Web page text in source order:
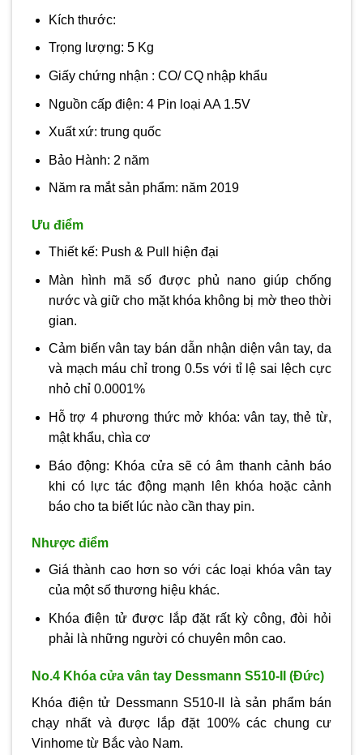
Kích thước:
Trọng lượng: 5 Kg
Giấy chứng nhận : CO/ CQ nhập khẩu
Nguồn cấp điện: 4 Pin loại AA 1.5V
Xuất xứ: trung quốc
Bảo Hành: 2 năm
Năm ra mắt sản phẩm: năm 2019
Ưu điểm
Thiết kế: Push & Pull hiện đại
Màn hình mã số được phủ nano giúp chống
nước và giữ cho mặt khóa không bị mờ theo thời
gian.
Cảm biến vân tay bán dẫn nhận diện vân tay, da
và mạch máu chỉ trong 0.5s với tỉ lệ sai lệch cực
nhỏ chỉ 0.0001%
Hỗ trợ 4 phương thức mở khóa: vân tay, thẻ từ,
mật khẩu, chìa cơ
Báo động: Khóa cửa sẽ có âm thanh cảnh báo
khi có lực tác động mạnh lên khóa hoặc cảnh
báo cho ta biết lúc nào cần thay pin.
Nhược điểm
Giá thành cao hơn so với các loại khóa vân tay
của một số thương hiệu khác.
Khóa điện tử được lắp đặt rất kỳ công, đòi hỏi
phải là những người có chuyên môn cao.
No.4 Khóa cửa vân tay Dessmann S510-II (Đức)
Khóa điện tử Dessmann S510-II là sản phẩm bán
chạy nhất và được lắp đặt 100% các chung cư
Vinhome từ Bắc vào Nam.